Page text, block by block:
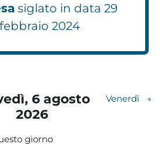
siglato in data 29
febbraio 2024
6 agosto
2026
Venerdì →
giorno